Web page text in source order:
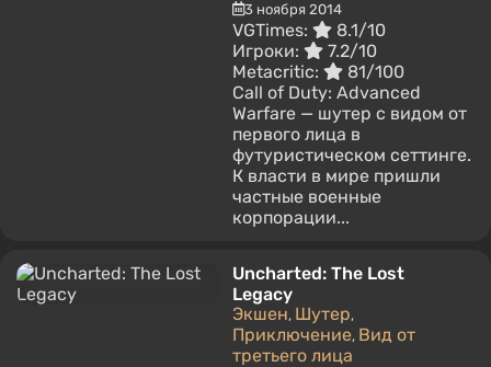
3 ноября 2014
VGTimes:
8.1/10
Игроки:
7.2/10
Metacritic:
81/100
Call of Duty: Advanced
Warfare — шутер с видом от
первого лица в
футуристическом сеттинге.
К власти в мире пришли
частные военные
корпорации...
Uncharted: The Lost
Legacy
Экшен, Шутер,
Приключение, Вид от
третьего лица